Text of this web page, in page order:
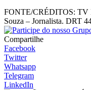
FONTE/CRÉDITOS: TV
Souza – Jornalista. DRT
Compartilhe
Facebook
Twitter
Whatsapp
Telegram
LinkedIn